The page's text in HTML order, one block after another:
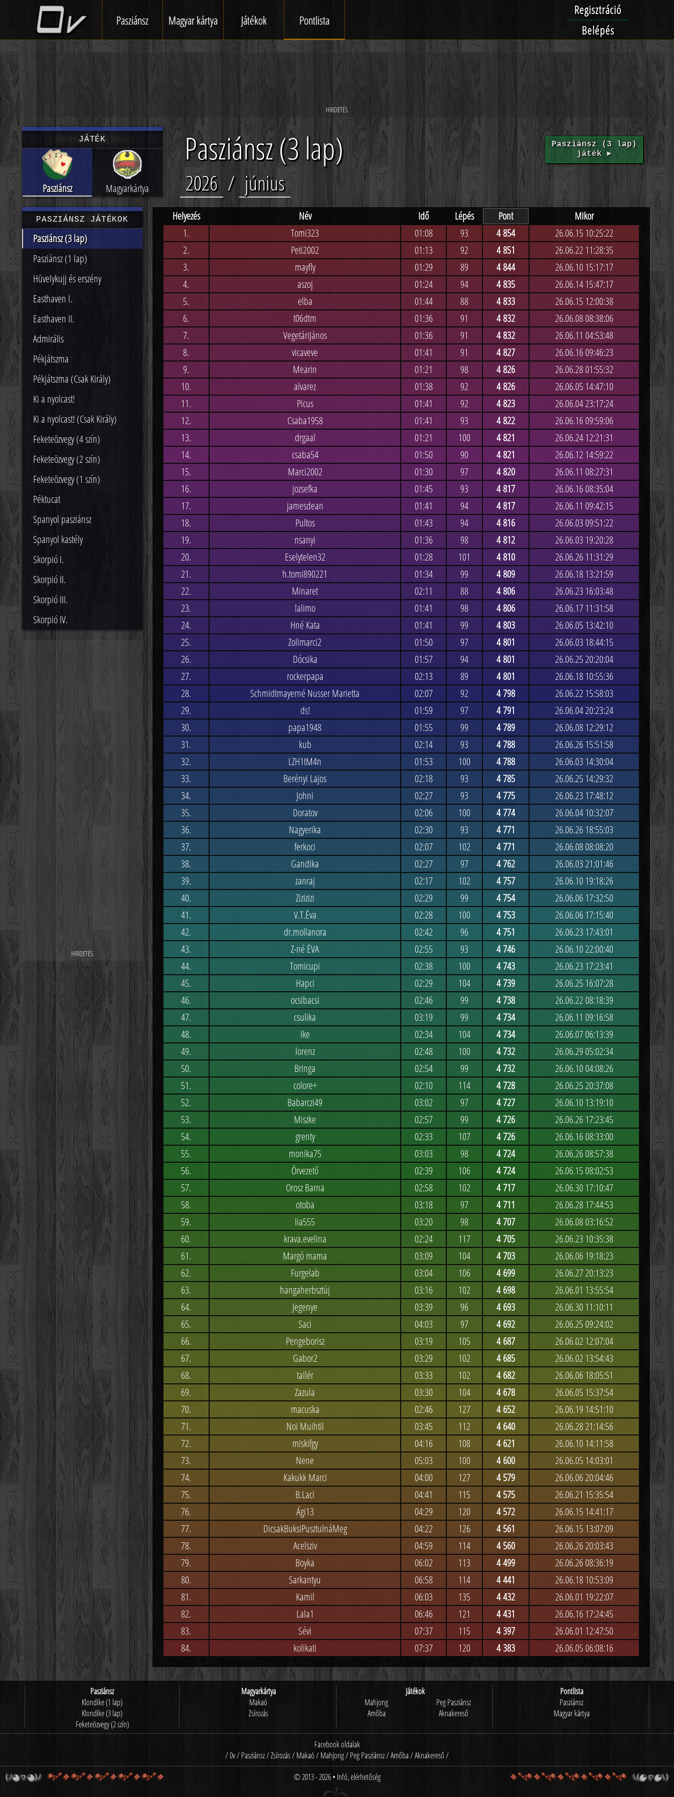
Pasziánsz Magyar kártya Játékok Pontlista
Regisztráció
Belépés
JÁTÉK
Pasziánsz Magyarkártya
Pasziánsz (3 lap)
2026 / június
Pasziánsz (3 lap)
játék ►
PASZIÁNSZ JÁTÉKOK
Pasziánsz (3 lap)
Pasziánsz (1 lap)
Hüvelykujj és erszény
Easthaven I.
Easthaven II.
Admirális
Pékjátszma
Pékjátszma (Csak Király)
Ki a nyolcast!
Ki a nyolcast! (Csak Király)
Feketeözvegy (4 szín)
Feketeözvegy (2 szín)
Feketeözvegy (1 szín)
Péktucat
Spanyol pasziánsz
Spanyol kastély
Skorpió I.
Skorpió II.
Skorpió III.
Skorpió IV.
Helyezés Név Idő Lépés Pont
Mikor
1.
Tomi323 01:08 93 4 854
26.06.15 10:25:22
2.
Peti2002 01:13 92 4 851
26.06.22 11:28:35
3.
mayfly 01:29 89 4 844
26.06.10 15:17:17
4.
aszoj 01:24 94 4 835
26.06.14 15:47:17
5.
elba 01:44 88 4 833
26.06.15 12:00:38
6.
t06dtm 01:36 91 4 832
26.06.08 08:38:06
7.
VegetáriJános 01:36 91 4 832
26.06.11 04:53:48
8.
vicaveve 01:41 91 4 827
26.06.16 09:46:23
9.
Mearin 01:21 98 4 826
26.06.28 01:55:32
10.
alvarez 01:38 92 4 826
26.06.05 14:47:10
11.
Picus 01:41 92 4 823
26.06.04 23:17:24
12.
Csaba1958 01:41 93 4 822
26.06.16 09:59:06
13.
drgaal 01:21 100 4 821
26.06.24 12:21:31
14.
csaba54 01:50 90 4 821
26.06.12 14:59:22
15.
Marci2002 01:30 97 4 820
26.06.11 08:27:31
16.
jozsefka 01:45 93 4 817
26.06.16 08:35:04
17.
jamesdean 01:41 94 4 817
26.06.11 09:42:15
18.
Pultos 01:43 94 4 816
26.06.03 09:51:22
19.
nsanyi 01:36 98 4 812
26.06.03 19:20:28
20.
Eselytelen32 01:28 101 4 810
26.06.26 11:31:29
21.
h.tomi890221 01:34 99 4 809
26.06.18 13:21:59
22.
Minaret 02:11 88 4 806
26.06.23 16:03:48
23.
lalimo 01:41 98 4 806
26.06.17 11:31:58
24.
Hné Kata 01:41 99 4 803
26.06.05 13:42:10
25.
Zolimarci2 01:50 97 4 801
26.06.03 18:44:15
26.
Dócsika 01:57 94 4 801
26.06.25 20:20:04
27.
rockerpapa 02:13 89 4 801
26.06.18 10:55:36
28.
Schmidtmayerné Nusser Marietta 02:07 92 4 798
26.06.22 15:58:03
29.
ds! 01:59 97 4 791
26.06.04 20:23:24
30.
papa1948 01:55 99 4 789
26.06.08 12:29:12
31.
kub 02:14 93 4 788
26.06.26 15:51:58
32.
LZH1tM4n 01:53 100 4 788
26.06.03 14:30:04
33.
Berényi Lajos 02:18 93 4 785
26.06.25 14:29:32
34.
Johni 02:27 93 4 775
26.06.23 17:48:12
35.
Doratov 02:06 100 4 774
26.06.04 10:32:07
36.
Nagyerika 02:30 93 4 771
26.06.26 18:55:03
37.
ferkoci 02:07 102 4 771
26.06.08 08:08:20
38.
Gandika 02:27 97 4 762
26.06.03 21:01:46
39.
zanraj 02:17 102 4 757
26.06.10 19:18:26
40.
Zizizizi 02:29 99 4 754
26.06.06 17:32:50
41.
V.T.Éva 02:28 100 4 753
26.06.06 17:15:40
42.
dr.mollanora 02:42 96 4 751
26.06.23 17:43:01
43.
Z-né ÉVA 02:55 93 4 746
26.06.10 22:00:40
44.
Tomicupi 02:38 100 4 743
26.06.23 17:23:41
45.
Hapci 02:29 104 4 739
26.06.25 16:07:28
46.
ocsibacsi 02:46 99 4 738
26.06.22 08:18:39
47.
csulika 03:19 99 4 734
26.06.11 09:16:58
48.
Ike 02:34 104 4 734
26.06.07 06:13:39
49.
lorenz 02:48 100 4 732
26.06.29 05:02:34
50.
Bringa 02:54 99 4 732
26.06.10 04:08:26
51.
colore+ 02:10 114 4 728
26.06.25 20:37:08
52.
Babarczi49 03:02 97 4 727
26.06.10 13:19:10
53.
Miszke 02:57 99 4 726
26.06.26 17:23:45
54.
grenty 02:33 107 4 726
26.06.16 08:33:00
55.
monika75 03:03 98 4 724
26.06.26 08:57:38
56.
Örvezető 02:39 106 4 724
26.06.15 08:02:53
57.
Orosz Barna 02:58 102 4 717
26.06.30 17:10:47
58.
otoba 03:18 97 4 711
26.06.28 17:44:53
59.
lia555 03:20 98 4 707
26.06.08 03:16:52
60.
krava.evelina 02:24 117 4 705
26.06.23 10:35:38
61.
Margó mama 03:09 104 4 703
26.06.06 19:18:23
62.
Furgelab 03:04 106 4 699
26.06.27 20:13:23
63.
hangaherbsztúj 03:16 102 4 698
26.06.01 13:55:54
64.
Jegenye 03:39 96 4 693
26.06.30 11:10:11
65.
Saci 04:03 97 4 692
26.06.25 09:24:02
66.
Pengeborisz 03:19 105 4 687
26.06.02 12:07:04
67.
Gabor2 03:29 102 4 685
26.06.02 13:54:43
68.
tallér 03:33 102 4 682
26.06.06 18:05:51
69.
Zazula 03:30 104 4 678
26.06.05 15:37:54
70.
macuska 02:46 127 4 652
26.06.19 14:51:10
71.
Noi Muihtil 03:45 112 4 640
26.06.28 21:14:56
72.
miskifgy 04:16 108 4 621
26.06.10 14:11:58
73.
Nene 05:03 100 4 600
26.06.05 14:03:01
74.
Kakukk Marci 04:00 127 4 579
26.06.06 20:04:46
75.
B.Laci 04:41 115 4 575
26.06.21 15:35:54
76.
Ági13 04:29 120 4 572
26.06.15 14:41:17
77.
DicsakBuksiPusztulnáMeg 04:22 126 4 561
26.06.15 13:07:09
78.
Acelsziv 04:59 114 4 560
26.06.26 20:03:43
79.
Boyka 06:02 113 4 499
26.06.26 08:36:19
80.
Sarkantyu 06:58 114 4 441
26.06.18 10:53:09
81.
Kamil 06:03 135 4 432
26.06.01 19:22:07
82.
Lala1 06:46 121 4 431
26.06.16 17:24:45
83.
Sévi 07:37 115 4 397
26.06.01 12:47:50
84.
kolikati 07:37 120 4 383 26.06.05 06:08:16
Pasziánsz
Klondike (1 lap)
Klondike (3 lap)
Feketeözvegy (2 szín)
Magyarkártya
Makaó
Zsírozás
Játékok
Mahjong
Peg Pasziánsz
Amőba
Aknakereső
Pontlista
Pasziánsz
Magyar kártya
Facebook oldalak
/0v/Pasziánsz/Zsírozás/Makaó/Mahjong/Peg Pasziánsz/Amőba/Aknakereső/
© 2013 - 2026• Infó, elérhetőség
(ﾉ◕ヮ◕)ﾉ*:･ﾟ✧*:･ﾟ✧ *:･ﾟ✧ *:･ﾟ✧ *:･ﾟ✧ (ﾉ◕ヮ◕)ﾉ
*:･ﾟ✧
*:･ﾟ✧ *:･ﾟ✧ *:･ﾟ✧ *:･ﾟ✧